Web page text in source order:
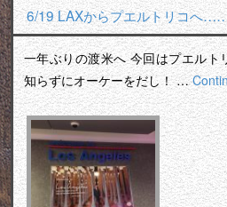
6/19 LAXからプエルトリコへ
一年ぶりの渡米へ 今回はプエルト
知らずにオーケーをだし！ …